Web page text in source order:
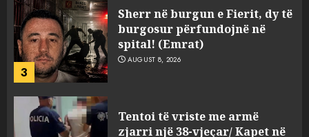
4
Tentoi të vriste me armë
zjarri një 38-vjeçar/ Kapet në
flagrancë autori i dyshuar në
Kavajë! (Emrat)
Tritol lokalit të Noizyt në